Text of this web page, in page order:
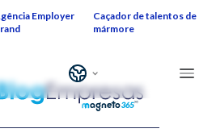
Employer
Caçador de talentos de
mármore